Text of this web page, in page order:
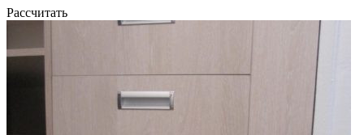
Рассчитать